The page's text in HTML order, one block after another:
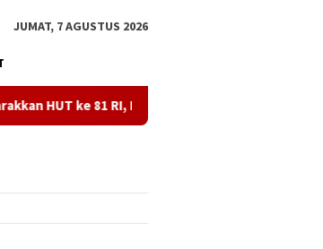
JUMAT, 7 AGUSTUS 2026
PLN Dorong Digitalisasi Pendidikan di SMPN1